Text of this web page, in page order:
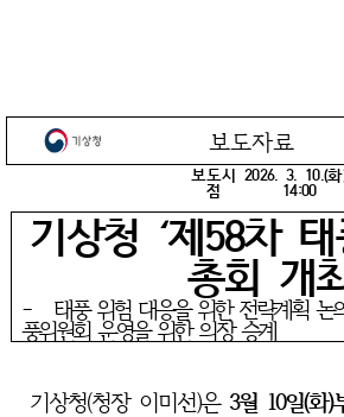
보도자료
보도시
점
2026. 3. 10.(
14:00
기상청 ‘제58차 태
총회 개
- 태풍 위험 대응을 위한 전략계획 논
풍위원회 운영을 위한 의장 승계
기상청(청장 이미선)은 3월 10일(화)